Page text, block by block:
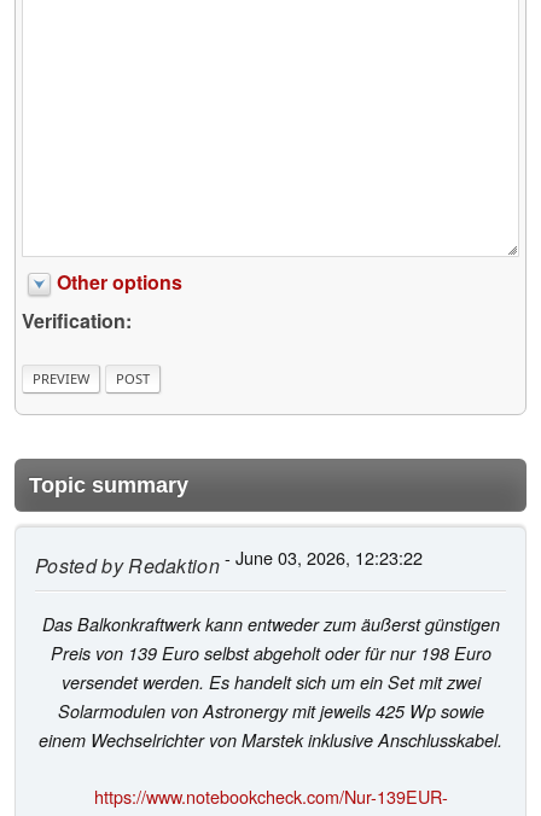
Other options
Verification:
Topic summary
Posted byRedaktion- June 03, 2026, 12:23:22
Das Balkonkraftwerk kann entweder zum äußerst günstigen
Preis von 139 Euro selbst abgeholt oder für nur 198 Euro
versendet werden. Es handelt sich um ein Set mit zwei
Solarmodulen von Astronergy mit jeweils 425 Wp sowie
einem Wechselrichter von Marstek inklusive Anschlusskabel.
https://www.notebookcheck.com/Nur-139EUR-